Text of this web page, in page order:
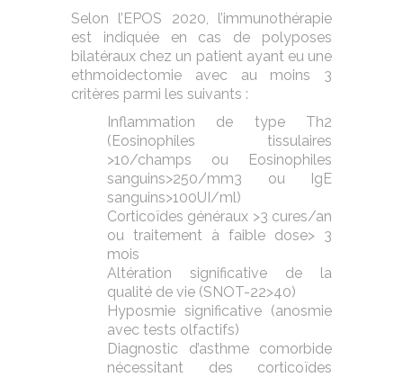
Selon l’EPOS 2020, l’immunothérapie
est indiquée en cas de polyposes
bilatéraux chez un patient ayant eu une
ethmoidectomie avec au moins 3
critères parmi les suivants :
Inflammation de type Th2
(Eosinophiles tissulaires
>10/champs ou Eosinophiles
sanguins>250/mm3 ou IgE
sanguins>100UI/ml)
Corticoïdes généraux >3 cures/an
ou traitement à faible dose> 3
mois
Altération significative de la
qualité de vie (SNOT-22>40)
Hyposmie significative (anosmie
avec tests olfactifs)
Diagnostic d’asthme comorbide
nécessitant des corticoïdes